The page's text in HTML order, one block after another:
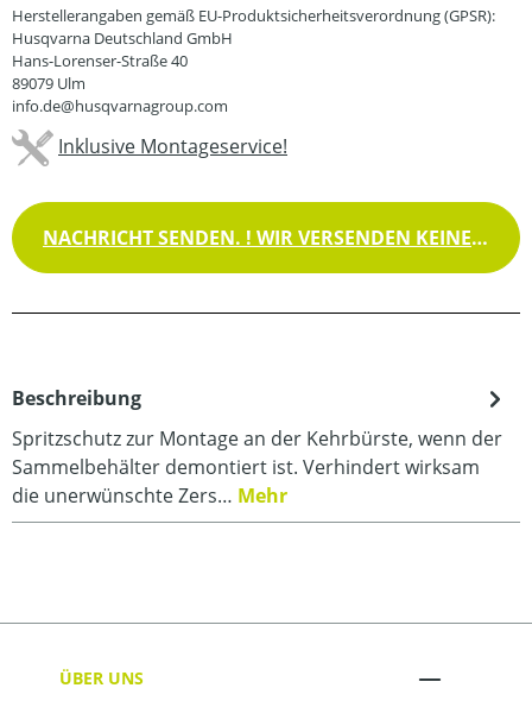
Herstellerangaben gemäß EU-Produktsicherheitsverordnung (GPSR):
Husqvarna Deutschland GmbH
Hans-Lorenser-Straße 40
89079 Ulm
info.de@husqvarnagroup.com
Inklusive Montageservice!
NACHRICHT SENDEN. ! WIR VERSENDEN KEINE WAREN !
Beschreibung
Spritzschutz zur Montage an der Kehrbürste, wenn der
Sammelbehälter demontiert ist. Verhindert wirksam
die unerwünschte Zers… Mehr
ÜBER UNS